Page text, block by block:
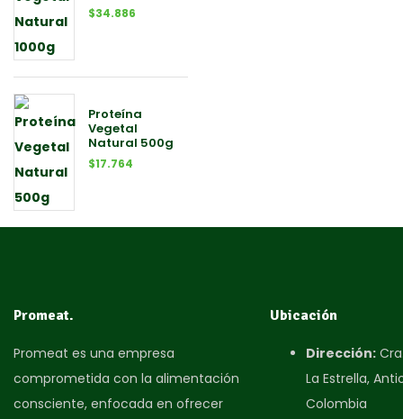
$34.886
Proteína
Vegetal
Natural 500g
$17.764
Promeat.
Promeat es una empresa
comprometida con la alimentación
consciente, enfocada en ofrecer
Ubicación
Dirección:
La Estrella,
Colombia​